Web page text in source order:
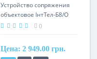
Устройство сопряжения
объектовое ІнтТел-Б8/О
0
Цена: 2 949.00 грн.